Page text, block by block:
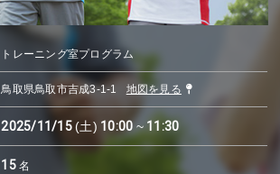
トレーニング室プログラム
鳥取県鳥取市吉成3-1-1 地図を見る
2025/11/15(土) 10:00 ~ 11:30
15名